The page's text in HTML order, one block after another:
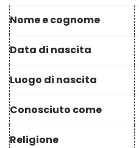
Nome e cognome
Data di nascita
Luogo di nascita
Conosciuto come
Religione